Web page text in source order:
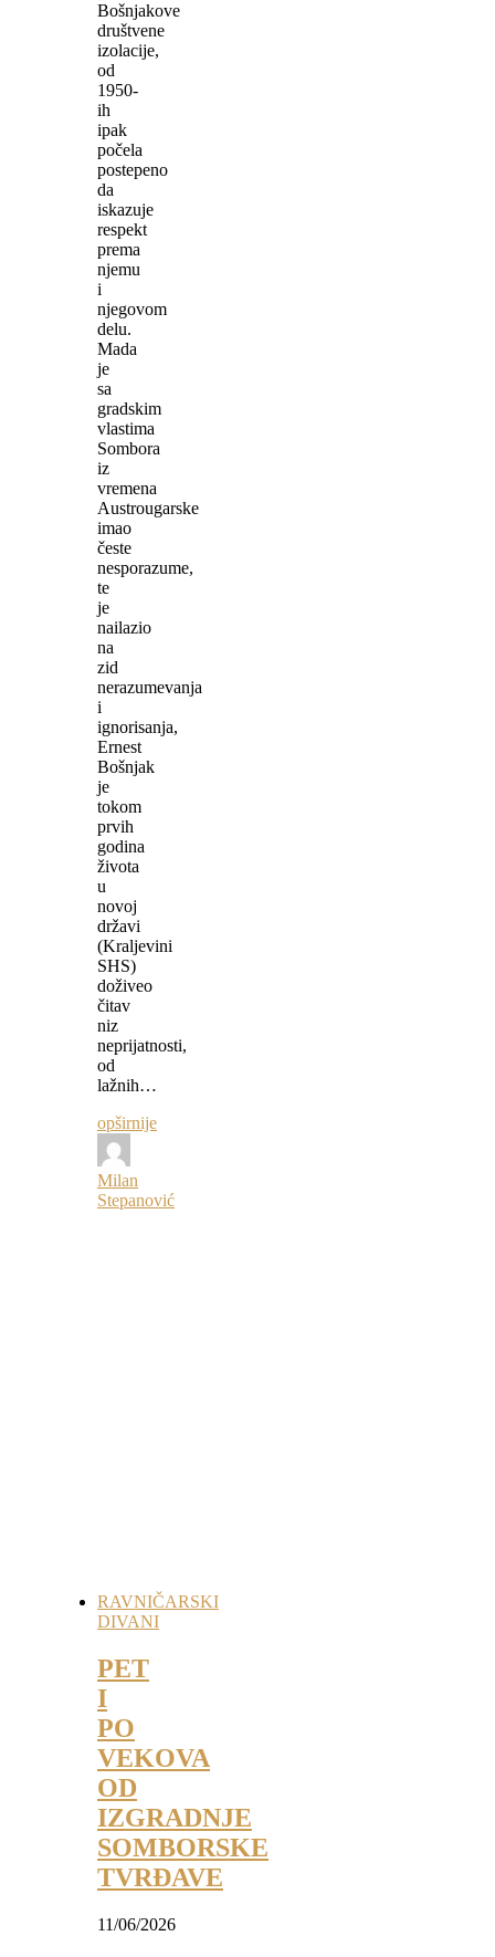
Bošnjakove
društvene
izolacije,
od
1950-
ih
ipak
počela
postepeno
da
iskazuje
respekt
prema
njemu
i
njegovom
delu.
Mada
je
sa
gradskim
vlastima
Sombora
iz
vremena
Austrougarske
imao
česte
nesporazume,
te
je
nailazio
na
zid
nerazumevanja
i
ignorisanja,
Ernest
Bošnjak
je
tokom
prvih
godina
života
u
novoj
državi
(Kraljevini
SHS)
doživeo
čitav
niz
neprijatnosti,
od
lažnih…
opširnije
Milan
Stepanović
RAVNIČARSKI
DIVANI
PET
I
PO
VEKOVA
OD
IZGRADNJE
SOMBORSKE
TVRĐAVE
11/06/2026